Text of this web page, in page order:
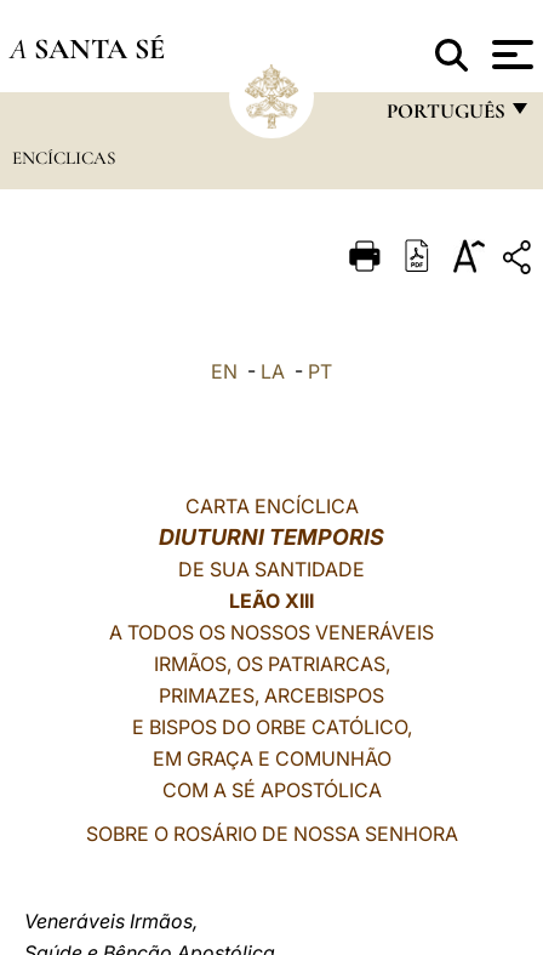
A SANTA SÉ
PORTUGUÊS
ITALIANO
ENCÍCLICAS
EN - LA - PT
CARTA ENCÍCLICA
DIUTURNI TEMPORIS
DE SUA SANTIDADE
LEÃO XIII
A TODOS OS NOSSOS VENERÁVEIS
IRMÃOS, OS PATRIARCAS,
PRIMAZES, ARCEBISPOS
E BISPOS DO ORBE CATÓLICO,
EM GRAÇA E COMUNHÃO
COM A SÉ APOSTÓLICA
SOBRE O ROSÁRIO DE NOSSA SENHORA
Veneráveis Irmãos,